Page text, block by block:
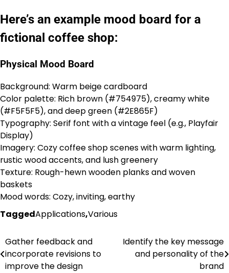
Here’s an example mood board for a
fictional coffee shop:
Physical Mood Board
Background: Warm beige cardboard
Color palette: Rich brown (#754975), creamy white
(#F5F5F5), and deep green (#2E865F)
Typography: Serif font with a vintage feel (e.g., Playfair
Display)
Imagery: Cozy coffee shop scenes with warm lighting,
rustic wood accents, and lush greenery
Texture: Rough-hewn wooden planks and woven
baskets
Mood words: Cozy, inviting, earthy
TaggedApplications,Various
Lëvizje
te
Gather feedback and
incorporate revisions to
improve the design
Identify the key message
and personality of the
brand